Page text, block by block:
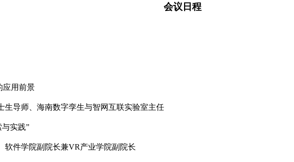
会议日程
应用前景
生导师、海南数字孪生与智网互联实验室主任
实践”
软件学院副院长兼VR产业学院副院长